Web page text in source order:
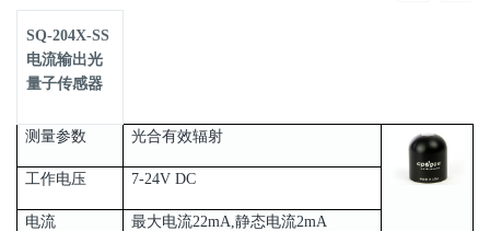
SQ-204X-SS
电流输出光
量子传感器
测量参数 光合有效辐射
工作电压 7-24V DC
电流 最大电流22mA,静态电流2mA